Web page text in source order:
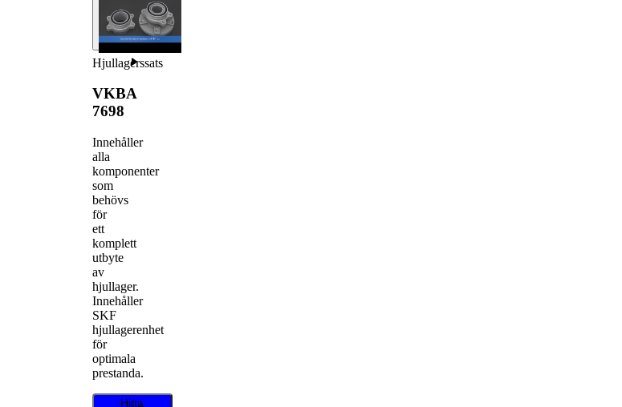
Hjullagerssats
VKBA
7698
Innehåller
alla
komponenter
som
behövs
för
ett
komplett
utbyte
av
hjullager.
Innehåller
SKF
hjullagerenhet
för
optimala
prestanda.
Hitta